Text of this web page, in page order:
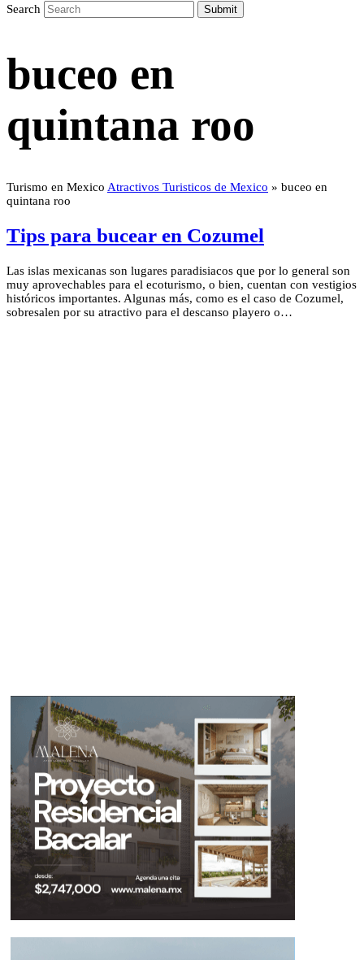
Search Submit
buceo en
quintana roo
Turismo en Mexico Atractivos Turisticos de Mexico » buceo en
quintana roo
Tips para bucear en Cozumel
Las islas mexicanas son lugares paradisiacos que por lo general son
muy aprovechables para el ecoturismo, o bien, cuentan con vestigios
históricos importantes. Algunas más, como es el caso de Cozumel,
sobresalen por su atractivo para el descanso playero o…